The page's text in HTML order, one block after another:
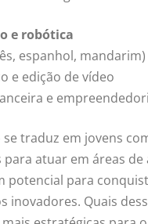
e robótica
espanhol, mandarim)
e edição de vídeo
e
traduz em jovens
atuar em áreas de
potencial para
inovadores. Quais